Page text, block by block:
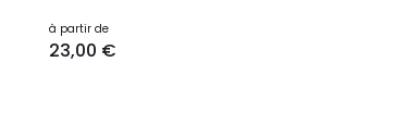
Prix
à
à partir de
23,00 €